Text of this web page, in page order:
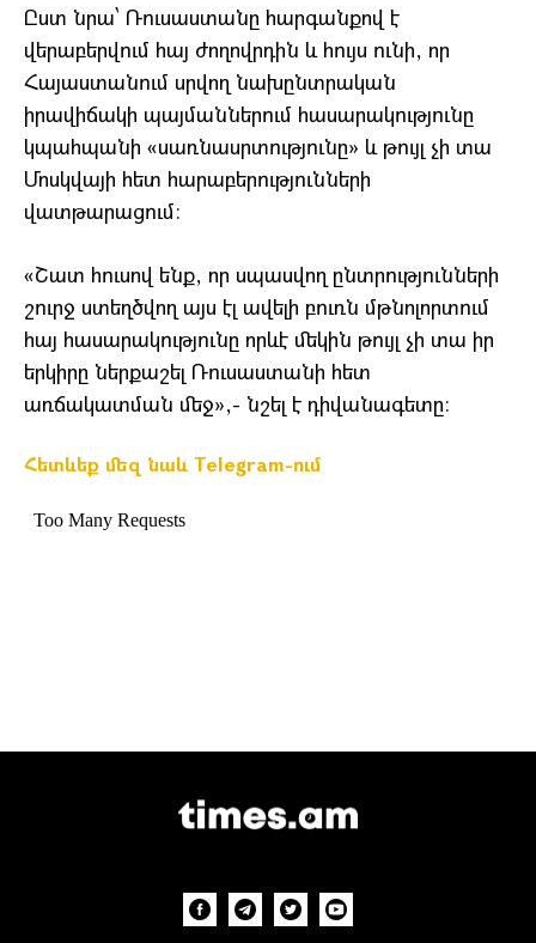
Ըստ նրա՝ Ռուսաստանը հարգանքով է
վերաբերվում հայ ժողովրդին և հույս ունի, որ
Հայաստանում սրվող նախընտրական
իրավիճակի պայմաններում հասարակությունը
կպահպանի «սառնասրտությունը» և թույլ չի տա
Մոսկվայի հետ հարաբերությունների
վատթարացում։
«Շատ հուսով ենք, որ սպասվող ընտրությունների
շուրջ ստեղծվող այս էլ ավելի բուռն մթնոլորտում
հայ հասարակությունը որևէ մեկին թույլ չի տա իր
երկիրը ներքաշել Ռուսաստանի հետ
առճակատման մեջ»,- նշել է դիվանագետը։
Հետևեք մեզ նաև Telegram-ում